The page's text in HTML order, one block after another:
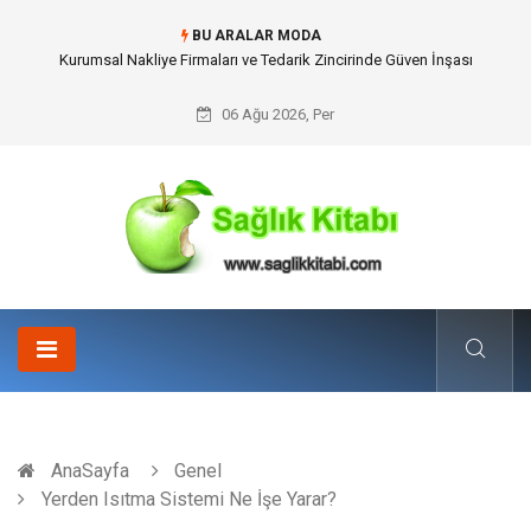
BU ARALAR MODA
Dalaman Kalkan Transfer: Kişiselleştirilmiş Hizmet Ve Uç Nokta Konforu
06 Ağu 2026, Per
AnaSayfa
Genel
Yerden Isıtma Sistemi Ne İşe Yarar?